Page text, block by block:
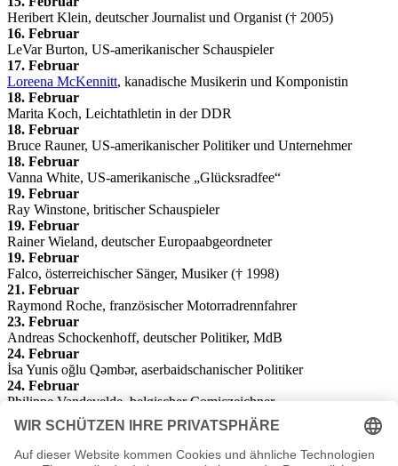
Heribert Klein, deutscher Journalist und Organist († 2005)
16. Februar
LeVar Burton, US-amerikanischer Schauspieler
17. Februar
Loreena McKennitt, kanadische Musikerin und Komponistin
18. Februar
Marita Koch, Leichtathletin in der DDR
18. Februar
Bruce Rauner, US-amerikanischer Politiker und Unternehmer
18. Februar
Vanna White, US-amerikanische „Glücksradfee“
19. Februar
Ray Winstone, britischer Schauspieler
19. Februar
Rainer Wieland, deutscher Europaabgeordneter
19. Februar
Falco, österreichischer Sänger, Musiker († 1998)
21. Februar
Raymond Roche, französischer Motorradrennfahrer
23. Februar
Andreas Schockenhoff, deutscher Politiker, MdB
24. Februar
İsa Yunis oğlu Qəmbər, aserbaidschanischer Politiker
24. Februar
Philippe Vandevelde, belgischer Comiczeichner
26. Februar
Joe Mullen, US-amerikanischer Eishockeyspieler und -trainer
27. Februar